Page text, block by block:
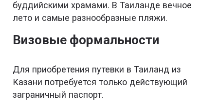
буддийскими храмами. В Таиланде вечное
лето и самые разнообразные пляжи.
Визовые формальности
Для приобретения путевки в Таиланд из
Казани потребуется только действующий
заграничный паспорт.